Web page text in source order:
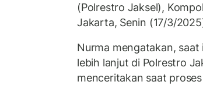
(Polrestro Jaksel),
Jakarta, Senin (17/3/
Nurma mengatakan, saat
lebih lanjut di Polrestro
menceritakan saat